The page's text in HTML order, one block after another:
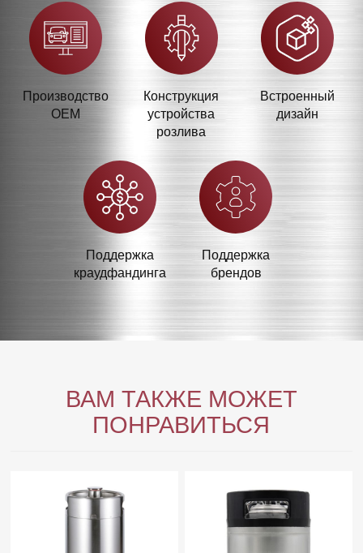
Производство
OEM
Конструкция
устройства
розлива
Встроенный
дизайн
Поддержка
краудфандинга
Поддержка
брендов
ВАМ ТАКЖЕ МОЖЕТ
ПОНРАВИТЬСЯ